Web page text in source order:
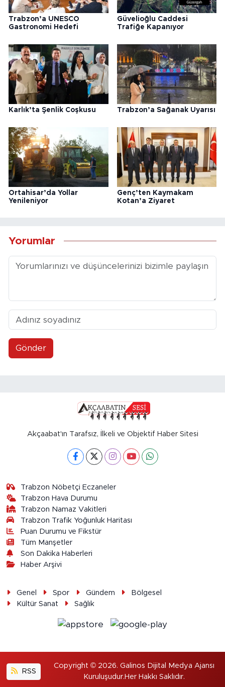
Trabzon’a UNESCO
Gastronomi Hedefi
Güvelioğlu Caddesi
Trafiğe Kapanıyor
Karlık’ta Şenlik Coşkusu Trabzon’a Sağanak Uyarısı
Ortahisar’da Yollar
Yenileniyor
Genç’ten Kaymakam
Kotan’a Ziyaret
Yorumlar
Gönder
Akçaabat'ın Tarafsız, İlkeli ve Objektif Haber Sitesi
Trabzon Nöbetçi Eczaneler
Trabzon Hava Durumu
Trabzon Namaz Vakitleri
Trabzon Trafik Yoğunluk Haritası
Puan Durumu ve Fikstür
Tüm Manşetler
Son Dakika Haberleri
Haber Arşivi
Genel Spor Gündem
Bölgesel
Kültür Sanat
Sağlık
RSS
Copyright © 2026. Galinos Dijital Medya Ajansı
Kuruluşudur.Her Hakkı Saklıdır.